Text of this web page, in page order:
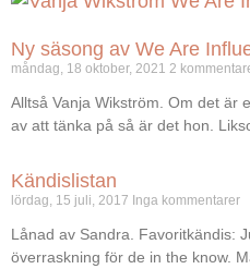
Ny säsong av We Are
måndag, 18 oktober, 2021 2
Alltså Vanja Wikström. Om det är
av att tänka på så är det hon.
Kändislistan
lördag, 15 juli, 2017 Inga kommentarer
Lånad av Sandra. Favoritkändis:
överraskning för de in the know.